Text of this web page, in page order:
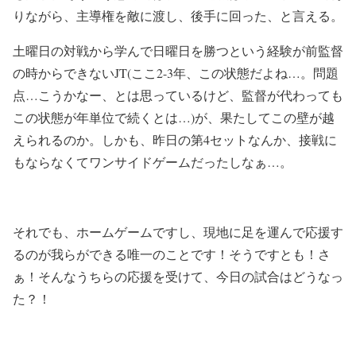
りながら、主導権を敵に渡し、後手に回った、と言える。
土曜日の対戦から学んで日曜日を勝つという経験が前監督
の時からできないJT(ここ2-3年、この状態だよね…。問題
点…こうかなー、とは思っているけど、監督が代わっても
この状態が年単位で続くとは…)が、果たしてこの壁が越
えられるのか。しかも、昨日の第4セットなんか、接戦に
もならなくてワンサイドゲームだったしなぁ…。
それでも、ホームゲームですし、現地に足を運んで応援す
るのが我らができる唯一のことです！そうですとも！さ
ぁ！そんなうちらの応援を受けて、今日の試合はどうなっ
た？！